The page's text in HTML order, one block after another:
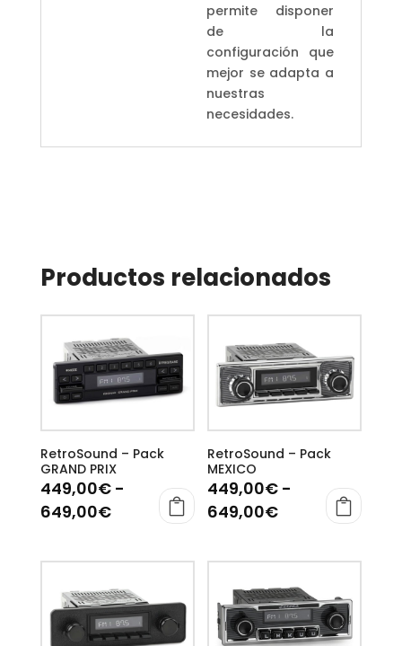
permite disponer
de la
configuración que
mejor se adapta a
nuestras
necesidades.
Productos relacionados
RetroSound – Pack
GRAND PRIX
449,00€ -
649,00€Rango
precios:
449,00€
hasta
producto
múltiples
variantes.
RetroSound – Pack
MEXICO
449,00€ -
649,00€Rango
precios:
449,00€
hasta
producto
múltiples
variantes.